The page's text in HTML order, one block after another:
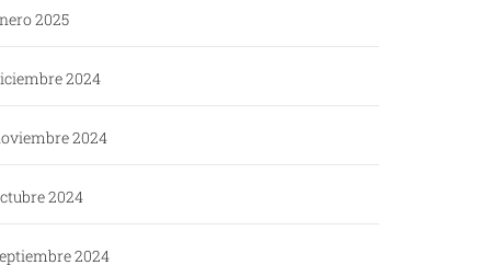
2025
2024
2024
2024
2024